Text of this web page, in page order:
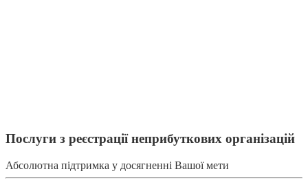
Послуги з реєстрації неприбуткових організацій
Абсолютна підтримка у досягненні Вашої мети